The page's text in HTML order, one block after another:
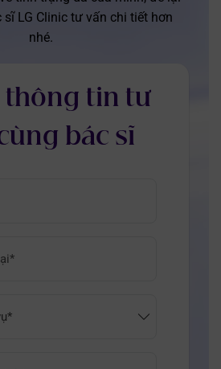
LG Clinic tư vấn chi tiết hơn
nhé.
thông tin tư
bác sĩ